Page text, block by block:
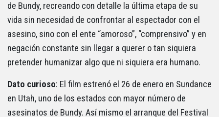
de Bundy, recreando con detalle la última etapa de su
vida sin necesidad de confrontar al espectador con el
asesino, sino con el ente “amoroso”, “comprensivo” y en
negación constante sin llegar a querer o tan siquiera
pretender humanizar algo que ni siquiera era humano.
Dato curioso: El film estrenó el 26 de enero en Sundance
en Utah, uno de los estados con mayor número de
asesinatos de Bundy. Así mismo el arranque del Festival